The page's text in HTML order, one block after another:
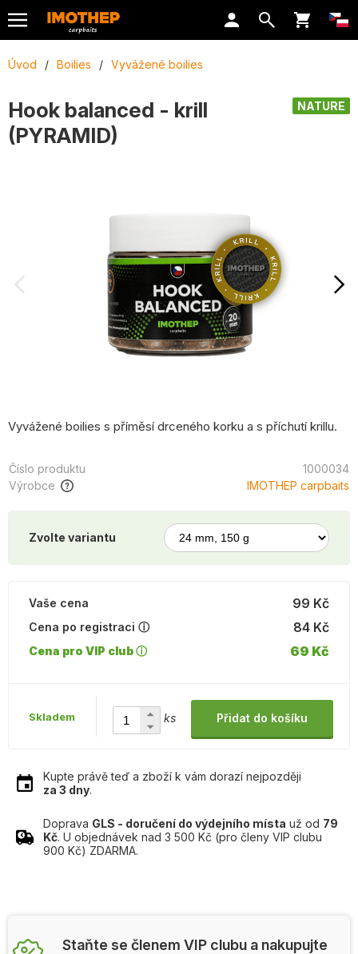
Úvod / Boilies / Vyvážené boilies
NATURE
Hook balanced - krill
(PYRAMID)
Vyvážené boilies s příměsí drceného korku a s příchutí krillu.
Číslo produktu
1000034
Výrobce
IMOTHEP carpbaits
Zvolte variantu
99 Kč
Vaše cena
Cena po registraci ⓘ
84 Kč
Cena pro VIP club ⓘ 69 Kč
Skladem ks Přidat do košíku
Kupte právě teď a zboží k vám dorazí nejpozději
za 3 dny.
Doprava GLS - doručení do výdejního místa už od 79
Kč. U objednávek nad 3 500 Kč (pro členy VIP clubu
900 Kč) ZDARMA.
Staňte se členem VIP clubu a nakupujte